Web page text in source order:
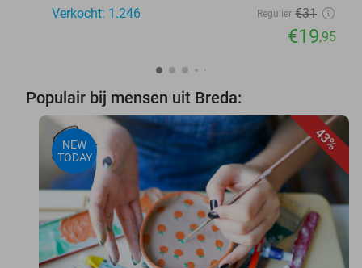
Verkocht: 1.246 Regulier €31
€19,95
Populair bij mensen uit Breda:
43%
NEW
TODAY